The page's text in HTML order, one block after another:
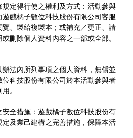
定得行使之權利及方式：活動參與
戲橘子數位科技股份有限公司客服
、製給複製本；或補充／更正、請
刪除個人資料內容之一部或全部。
法內所列事項之個人資料，無償並
科技股份有限公司於本活動參與者
。
全措施：遊戲橘子數位科技股份有
及業己建構之完善措施，保障本活